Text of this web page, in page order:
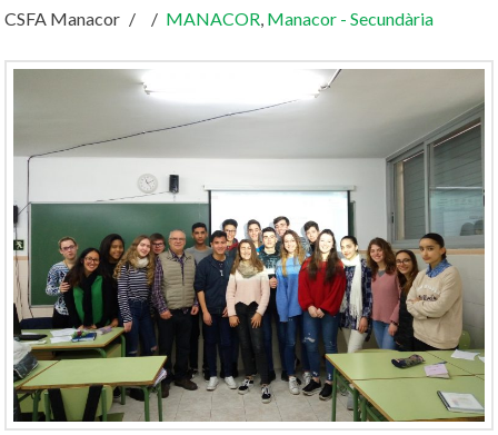
CSFA Manacor MANACOR, Manacor - Secundària